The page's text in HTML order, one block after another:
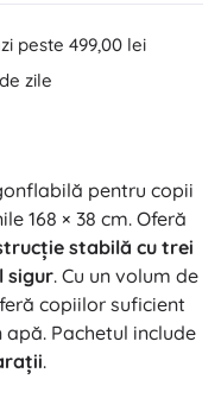
peste 499,00 lei
zile
pentru copii
168 × 38 cm. Oferă
stabilă cu trei
sigur. Cu un volum de
copiilor suficient
Pachetul include
.